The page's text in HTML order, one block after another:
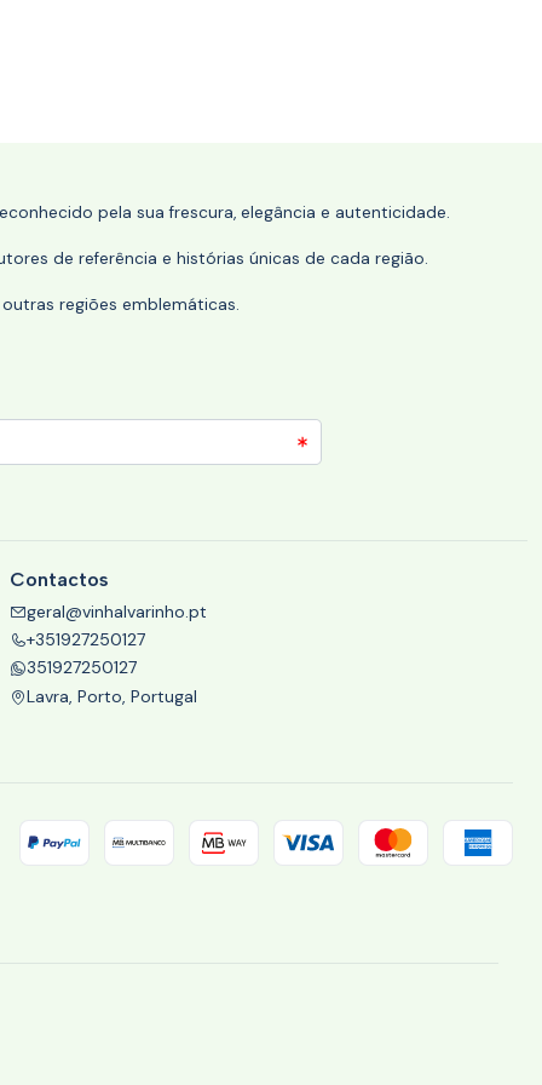
pela sua frescura, elegância e autenticidade.
de referência e histórias únicas de cada região.
regiões emblemáticas.
Contactos
geral@vinhalvarinho.pt
+351927250127
351927250127
Lavra, Porto, Portugal